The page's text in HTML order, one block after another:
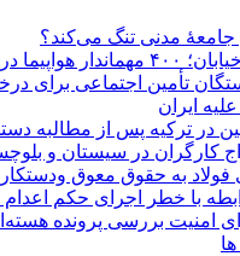
جامعهٔ مدنی تنگ می‌کند؟
اخراج شدند؟!
تأمین اجتماعی برای
ایران
در ترکیه پس از مطالبه
کارگران در سیستان و
به حقوق معوق
با خطر اجرای حکم
امنیت بررسی پرونده